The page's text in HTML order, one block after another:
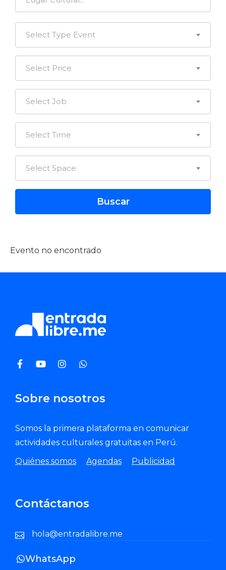
Select Type Event
Select Price
Select Job
Select Time
Select Space
Evento no encontrado
Sobre nosotros
Somos la primera plataforma en comunicar
actividades culturales gratuitas en Perú.
Quiénes somos
Agendas Publicidad
Contáctanos
hola@entradalibre.me
WhatsApp